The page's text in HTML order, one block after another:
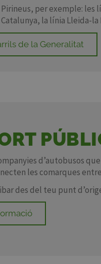
per exemple: les
la línia Lleida-la
de la Generalitat
d’autobusos
les comarques
des del teu punt